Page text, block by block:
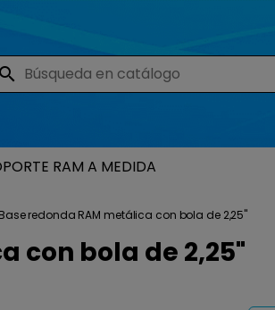
search
RAM A MEDIDA
Base redonda RAM metálica con bola de 2,25"
con bola de 2,25"